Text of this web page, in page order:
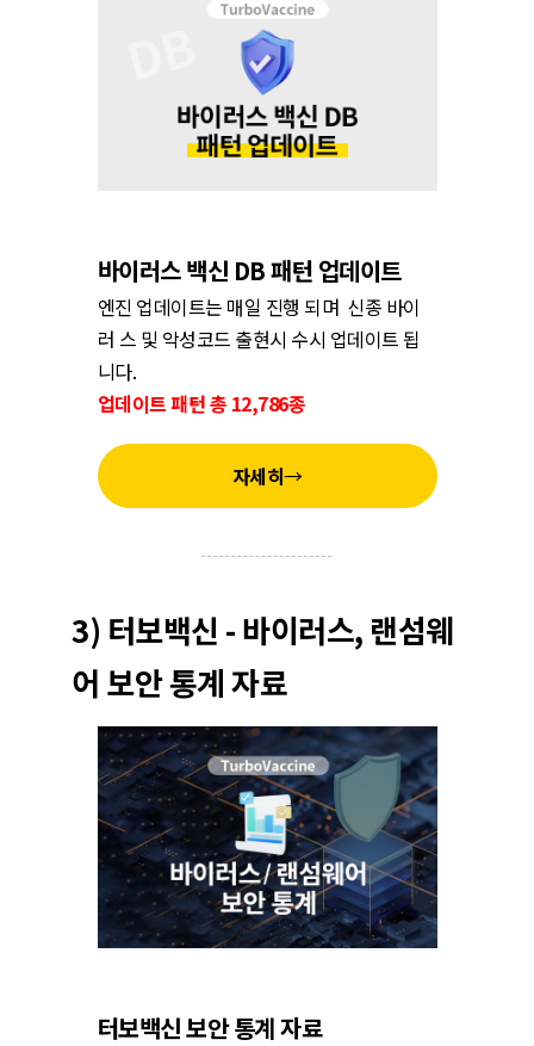
바이러스 백신 DB 패턴 업데이트
엔진 업데이트는 매일 진행 되며 신종 바이
러 스 및 악성코드 출현시 수시 업데이트 됩
니다.
업데이트 패턴 총 12,786종
자세히→
3) 터보백신 - 바이러스, 랜섬웨
어 보안 통계 자료
터보백신 보안 통계 자료